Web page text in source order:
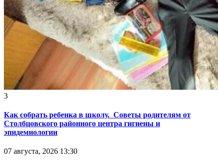
3
Как собрать ребенка в школу. Советы родителям от
Столбцовского районного центра гигиены и
эпидемиологии
07 августа, 2026 13:30